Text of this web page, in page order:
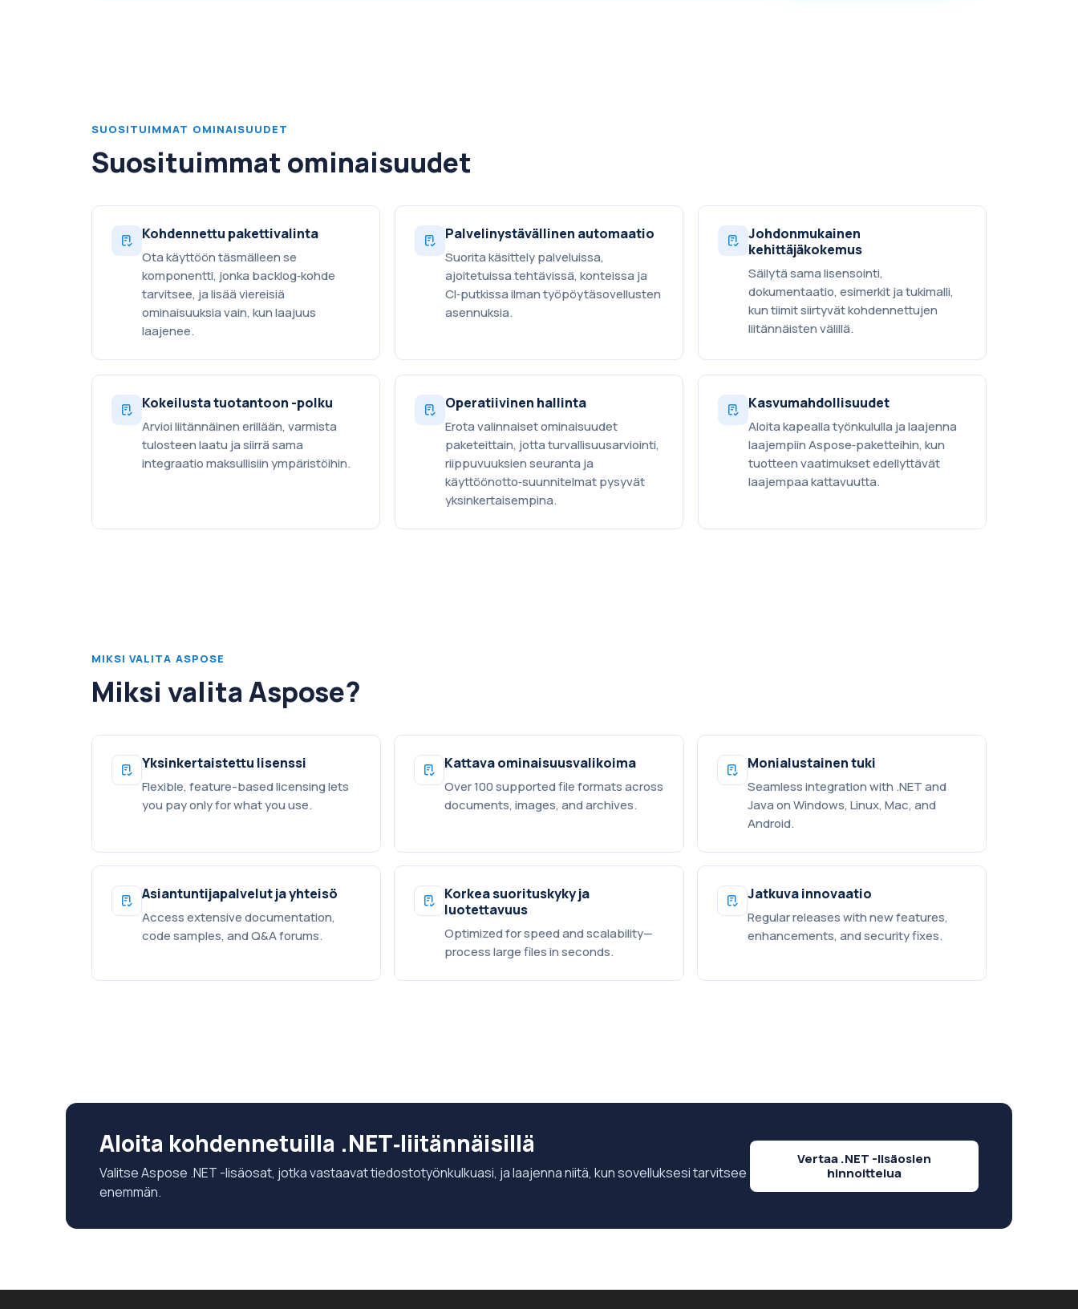
SUOSITUIMMAT OMINAISUUDET
Suosituimmat ominaisuudet
Kohdennettu pakettivalinta
Ota käyttöön täsmälleen se
komponentti, jonka backlog‑kohde
tarvitsee, ja lisää viereisiä
ominaisuuksia vain, kun laajuus
laajenee.
Palvelinystävällinen automaatio
Suorita käsittely palveluissa,
ajoitetuissa tehtävissä, konteissa ja
CI‑putkissa ilman työpöytäsovellusten
asennuksia.
Johdonmukainen
kehittäjäkokemus
Säilytä sama lisensointi,
dokumentaatio, esimerkit ja tukimalli,
kun tiimit siirtyvät kohdennettujen
liitännäisten välillä.
Kokeilusta tuotantoon -polku
Arvioi liitännäinen erillään, varmista
tulosteen laatu ja siirrä sama
integraatio maksullisiin ympäristöihin.
Operatiivinen hallinta
Erota valinnaiset ominaisuudet
paketeittain, jotta turvallisuusarviointi,
riippuvuuksien seuranta ja
käyttöönotto‑suunnitelmat pysyvät
yksinkertaisempina.
Kasvumahdollisuudet
Aloita kapealla työnkululla ja laajenna
laajempiin Aspose‑paketteihin, kun
tuotteen vaatimukset edellyttävät
laajempaa kattavuutta.
MIKSI VALITA ASPOSE
Miksi valita Aspose?
Yksinkertaistettu lisenssi
Flexible, feature-based licensing lets
you pay only for what you use.
Kattava ominaisuusvalikoima
Over 100 supported file formats across
documents, images, and archives.
Monialustainen tuki
Seamless integration with .NET and
Java on Windows, Linux, Mac, and
Android.
Asiantuntijapalvelut ja yhteisö
Access extensive documentation,
code samples, and Q&A forums.
Korkea suorituskyky ja
luotettavuus
Optimized for speed and scalability—
process large files in seconds.
Jatkuva innovaatio
Regular releases with new features,
enhancements, and security fixes.
Aloita kohdennetuilla .NET‑liitännäisillä
Valitse Aspose .NET -lisäosat, jotka vastaavat tiedostotyönkulkuasi, ja laajenna niitä, kun sovelluksesi tarvitsee
enemmän.
Vertaa .NET -lisäosien
hinnoittelua